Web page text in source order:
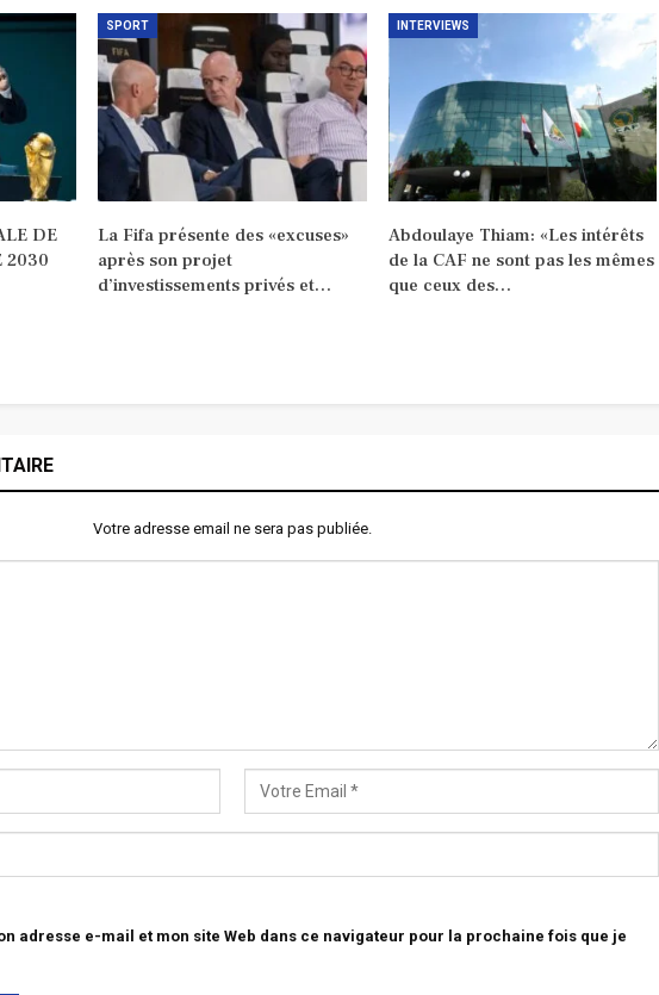
DE
2030
SPORT
La Fifa présente des «excuses»
après son projet
d’investissements privés et…
INTERVIEWS
Abdoulaye Thiam: «Les intérêts
de la CAF ne sont pas les mêmes
que ceux des…
Votre adresse email ne sera pas publiée.
adresse e-mail et mon site Web dans ce navigateur pour la prochaine fois que je